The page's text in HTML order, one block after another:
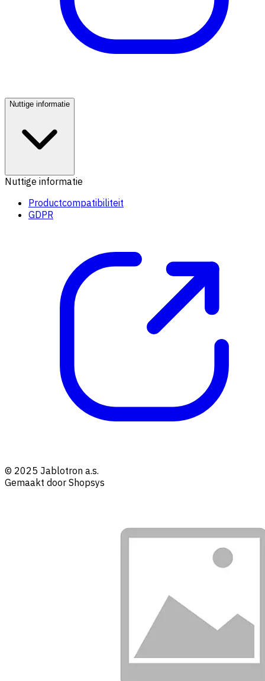
Nuttige informatie
Nuttige informatie
Productcompatibiliteit
GDPR
© 2025 Jablotron a.s.
Gemaakt door Shopsys